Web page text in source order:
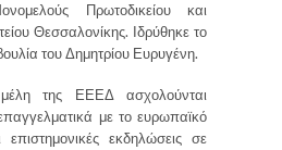
Πρωτοδικείου και
Θεσσαλονίκης. Ιδρύθηκε το
του Δημητρίου Ευρυγένη.
της ΕΕΕΔ ασχολούνται
με το ευρωπαϊκό
επιστημονικές εκδηλώσεις σε